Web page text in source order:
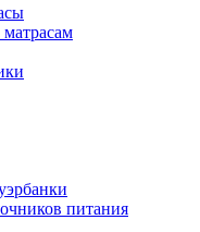
питания